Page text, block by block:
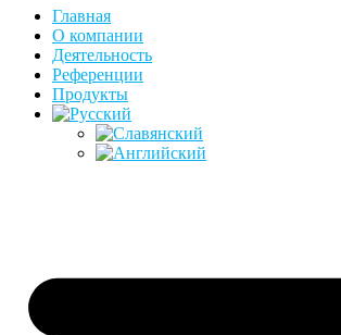
Главная
О компании
Деятельность
Референции
Продукты